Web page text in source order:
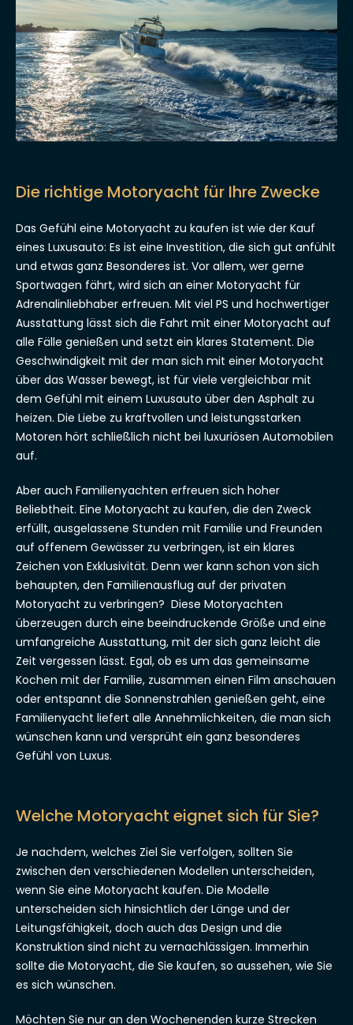
Die richtige Motoryacht für Ihre Zwecke
Das Gefühl eine Motoryacht zu kaufen ist wie der Kauf
eines Luxusauto: Es ist eine Investition, die sich gut anfühlt
und etwas ganz Besonderes ist. Vor allem, wer gerne
Sportwagen fährt, wird sich an einer Motoryacht für
Adrenalinliebhaber erfreuen. Mit viel PS und hochwertiger
Ausstattung lässt sich die Fahrt mit einer Motoryacht auf
alle Fälle genießen und setzt ein klares Statement. Die
Geschwindigkeit mit der man sich mit einer Motoryacht
über das Wasser bewegt, ist für viele vergleichbar mit
dem Gefühl mit einem Luxusauto über den Asphalt zu
heizen. Die Liebe zu kraftvollen und leistungsstarken
Motoren hört schließlich nicht bei luxuriösen Automobilen
auf.
Aber auch Familienyachten erfreuen sich hoher
Beliebtheit. Eine Motoryacht zu kaufen, die den Zweck
erfüllt, ausgelassene Stunden mit Familie und Freunden
auf offenem Gewässer zu verbringen, ist ein klares
Zeichen von Exklusivität. Denn wer kann schon von sich
behaupten, den Familienausflug auf der privaten
Motoryacht zu verbringen? Diese Motoryachten
überzeugen durch eine beeindruckende Größe und eine
umfangreiche Ausstattung, mit der sich ganz leicht die
Zeit vergessen lässt. Egal, ob es um das gemeinsame
Kochen mit der Familie, zusammen einen Film anschauen
oder entspannt die Sonnenstrahlen genießen geht, eine
Familienyacht liefert alle Annehmlichkeiten, die man sich
wünschen kann und versprüht ein ganz besonderes
Gefühl von Luxus.
Welche Motoryacht eignet sich für Sie?
Je nachdem, welches Ziel Sie verfolgen, sollten Sie
zwischen den verschiedenen Modellen unterscheiden,
wenn Sie eine Motoryacht kaufen. Die Modelle
unterscheiden sich hinsichtlich der Länge und der
Leitungsfähigkeit, doch auch das Design und die
Konstruktion sind nicht zu vernachlässigen. Immerhin
sollte die Motoryacht, die Sie kaufen, so aussehen, wie Sie
es sich wünschen.
Möchten Sie nur an den Wochenenden kurze Strecken